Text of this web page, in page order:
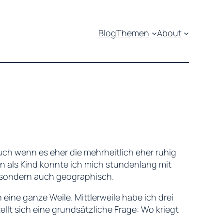
BlogThemen About
wenn es eher die mehrheitlich eher ruhig
als Kind konnte ich mich stundenlang mit
auch geographisch.
ganze Weile. Mittlerweile habe ich drei
sich eine grundsätzliche Frage: Wo kriegt